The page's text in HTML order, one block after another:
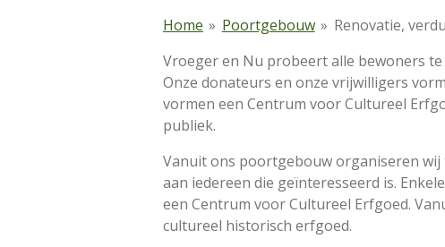
Home » Poortgebouw » Renovatie,
Vroeger en Nu probeert alle bewoners
Onze donateurs en onze vrijwilligers
vormen een Centrum voor Cultureel
publiek.
Vanuit ons poortgebouw organiseren
aan iedereen die geïnteresseerd is.
een Centrum voor Cultureel Erfgoed.
cultureel historisch erfgoed.